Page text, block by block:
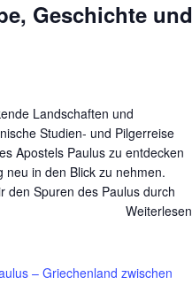
Geschichte und
Landschaften und
Studien- und Pilgerreise
Apostels Paulus zu entdecken
in den Blick zu nehmen.
den Spuren des Paulus durch
Weiterlesen
– Griechenland zwischen